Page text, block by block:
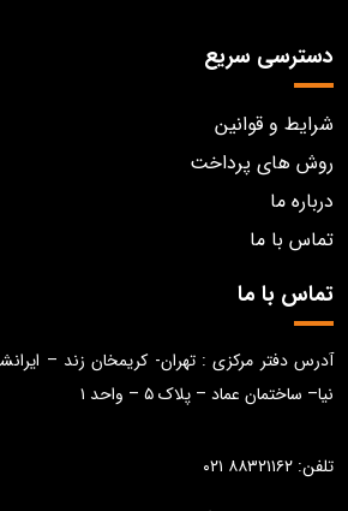
دسترسی سریع
شرایط و قوانین
روش های پرداخت
درباره ما
تماس با ما
تماس با ما
آدرس دفتر مرکزی : تهران- کریمخان زند –
نیا– ساختمان عماد – پلاک ۵ – واحد ۱
تلفن: ۸۸۳۲۱۱۶۲ ۰۲۱